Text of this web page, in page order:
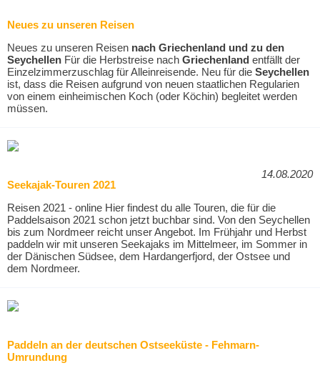
Neues zu unseren Reisen
Neues zu unseren Reisen nach Griechenland und zu den
Seychellen Für die Herbstreise nach Griechenland entfällt der
Einzelzimmerzuschlag für Alleinreisende. Neu für die Seychellen
ist, dass die Reisen aufgrund von neuen staatlichen Regularien
von einem einheimischen Koch (oder Köchin) begleitet werden
müssen.
14.08.2020
Seekajak-Touren 2021
Reisen 2021 - online Hier findest du alle Touren, die für die
Paddelsaison 2021 schon jetzt buchbar sind. Von den Seychellen
bis zum Nordmeer reicht unser Angebot. Im Frühjahr und Herbst
paddeln wir mit unseren Seekajaks im Mittelmeer, im Sommer in
der Dänischen Südsee, dem Hardangerfjord, der Ostsee und
dem Nordmeer.
Paddeln an der deutschen Ostseeküste - Fehmarn-
Umrundung